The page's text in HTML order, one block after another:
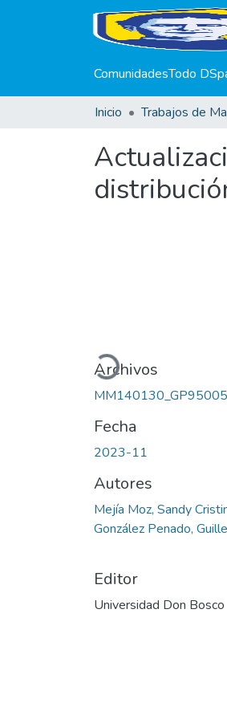
ComunidadesTodo
Inicio
Cargando...
Archivos
Fecha
2023-11
Autores
Mejía Moz, Sandy
González Penado,
Editor
Universidad Don Bosco